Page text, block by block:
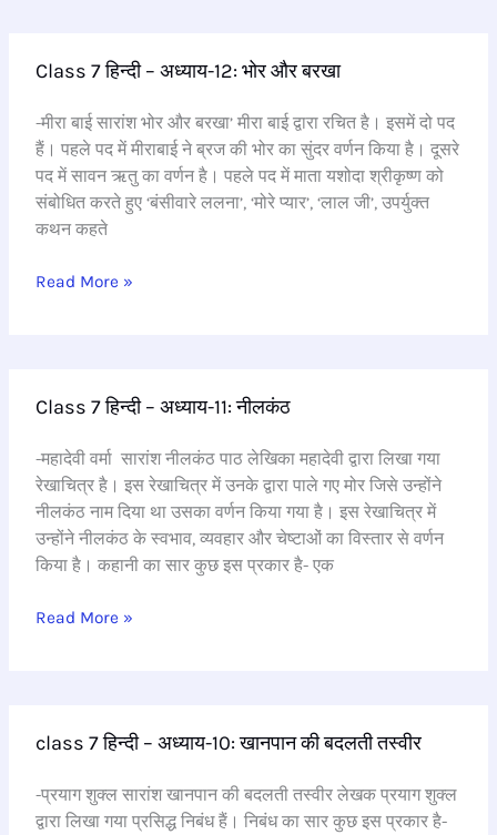
Class 7 हिन्दी – अध्याय-12: भोर और बरखा
-मीरा बाई सारांश भोर और बरखा’ मीरा बाई द्वारा रचित है। इसमें दो पद
हैं। पहले पद में मीराबाई ने ब्रज की भोर का सुंदर वर्णन किया है। दूसरे
पद में सावन ऋतु का वर्णन है। पहले पद में माता यशोदा श्रीकृष्ण को
संबोधित करते हुए ‘बंसीवारे ललना’, ‘मोरे प्यार’, ‘लाल जी’, उपर्युक्त
कथन कहते
7
–
अध्याय-12:
भोर
और
बरखा
Read More »
Class 7 हिन्दी – अध्याय-11: नीलकंठ
-महादेवी वर्मा सारांश नीलकंठ पाठ लेखिका महादेवी द्वारा लिखा गया
रेखाचित्र है। इस रेखाचित्र में उनके द्वारा पाले गए मोर जिसे उन्होंने
नीलकंठ नाम दिया था उसका वर्णन किया गया है। इस रेखाचित्र में
उन्होंने नीलकंठ के स्वभाव, व्यवहार और चेष्टाओं का विस्तार से वर्णन
किया है। कहानी का सार कुछ इस प्रकार है- एक
7
–
अध्याय-11:
नीलकंठ
Read More »
class 7 हिन्दी – अध्याय-10: खानपान की बदलती तस्वीर
-प्रयाग शुक्ल सारांश खानपान की बदलती तस्वीर लेखक प्रयाग शुक्ल
द्वारा लिखा गया प्रसिद्ध निबंध हैं। निबंध का सार कुछ इस प्रकार है-
7
–
अध्याय-10: